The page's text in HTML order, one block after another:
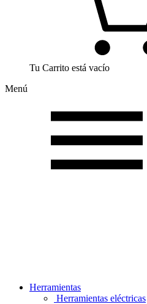
Tu Carrito está vacío
Menú
Herramientas
Herramientas eléctricas